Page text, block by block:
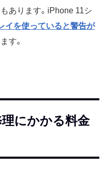
あります。iPhone 11シ
イを使っていると警告が
す。
にかかる料金